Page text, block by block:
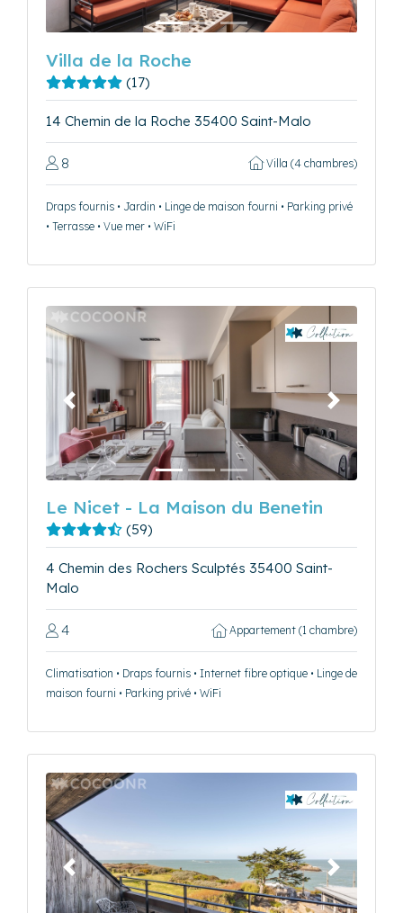
Villa de la Roche
(17)
14 Chemin de la Roche 35400 Saint-Malo
8 Villa (4 chambres)
Draps fournis • Jardin • Linge de maison fourni • Parking privé
• Terrasse • Vue mer • WiFi
Précédent Suivant
Le Nicet - La Maison du Benetin
(59)
4 Chemin des Rochers Sculptés 35400 Saint-
Malo
4 Appartement (1 chambre)
Climatisation • Draps fournis • Internet fibre optique • Linge de
maison fourni • Parking privé • WiFi
Précédent Suivant